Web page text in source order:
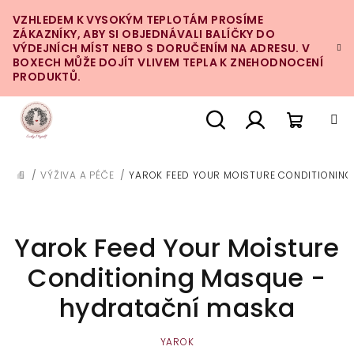
na
obsah
VZHLEDEM K VYSOKÝM TEPLOTÁM PROSÍME
ZÁKAZNÍKY, ABY SI OBJEDNÁVALI BALÍČKY DO
VÝDEJNÍCH MÍST NEBO S DORUČENÍM NA ADRESU. V
BOXECH MŮŽE DOJÍT VLIVEM TEPLA K ZNEHODNOCENÍ
PRODUKTŮ.
DOMŮ
/ VÝŽIVA A PÉČE / YAROK FEED YOUR MOISTURE
Yarok Feed Your Moisture
Conditioning Masque -
hydratační maska
YAROK